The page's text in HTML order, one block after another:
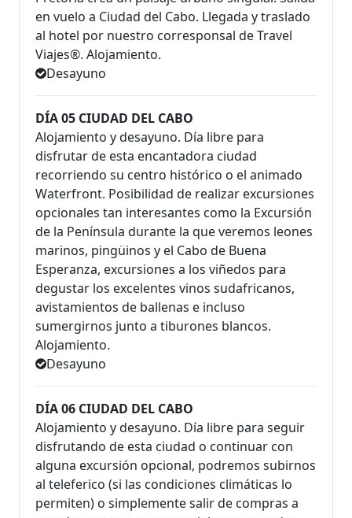
en vuelo a Ciudad del Cabo. Llegada y traslado
al hotel por nuestro corresponsal de Travel
Viajes®. Alojamiento.
Desayuno
DÍA 05 CIUDAD DEL CABO
Alojamiento y desayuno. Día libre para
disfrutar de esta encantadora ciudad
recorriendo su centro histórico o el animado
Waterfront. Posibilidad de realizar excursiones
opcionales tan interesantes como la Excursión
de la Península durante la que veremos leones
marinos, pingüinos y el Cabo de Buena
Esperanza, excursiones a los viñedos para
degustar los excelentes vinos sudafricanos,
avistamientos de ballenas e incluso
sumergirnos junto a tiburones blancos.
Alojamiento.
Desayuno
DÍA 06 CIUDAD DEL CABO
Alojamiento y desayuno. Día libre para seguir
disfrutando de esta ciudad o continuar con
alguna excursión opcional, podremos subirnos
al teleferico (si las condiciones climáticas lo
permiten) o simplemente salir de compras a